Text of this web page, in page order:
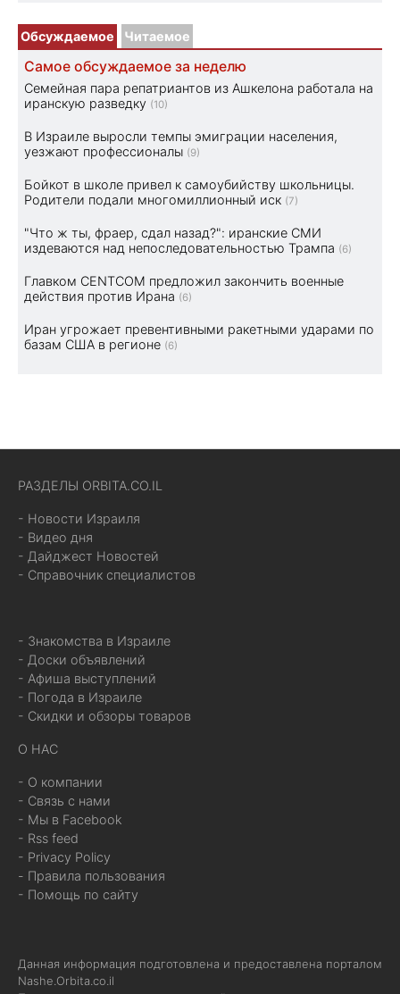
Обсуждаемое Читаемое
Самое обсуждаемое за неделю
Семейная пара репатриантов из Ашкелона работала на
иранскую разведку (10)
В Израиле выросли темпы эмиграции населения,
уезжают профессионалы (9)
Бойкот в школе привел к самоубийству школьницы.
Родители подали многомиллионный иск (7)
"Что ж ты, фраер, сдал назад?": иранские СМИ
издеваются над непоследовательностью Трампа (6)
Главком CENTCOM предложил закончить военные
действия против Ирана (6)
Иран угрожает превентивными ракетными ударами по
базам США в регионе (6)
РАЗДЕЛЫ ORBITA.CO.IL
- Новости Израиля
- Видео дня
- Дайджест Новостей
- Справочник специалистов
- Знакомства в Израиле
- Доски объявлений
- Афиша выступлений
- Погода в Израиле
- Скидки и обзоры товаров
О НАС
- О компании
- Связь с нами
- Мы в Facebook
- Rss feed
- Privacy Policy
- Правила пользования
- Помощь по сайту
Данная информация подготовлена и предоставлена порталом
Nashe.Orbita.co.il